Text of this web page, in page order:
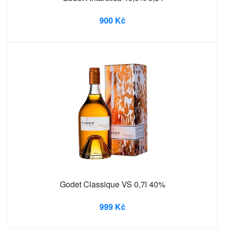
900 Kč
Godet Classique VS 0,7l 40%
999 Kč